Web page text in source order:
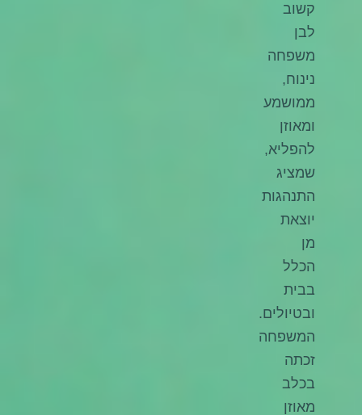
קשוב
לבן
משפחה
נינוח,
ממושמע
ומאוזן
להפליא,
שמציג
התנהגות
יוצאת
מן
הכלל
בבית
ובטיולים.
המשפחה
זכתה
בכלב
מאוזן